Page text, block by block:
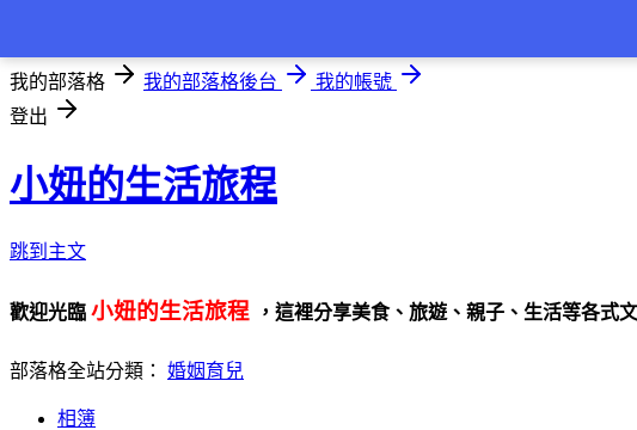
我的部落格 我的部落格後台
我的帳號
登出
小妞的生活旅程
跳到主文
歡迎光臨 小妞的生活旅程 ，這裡分享美食、旅遊、親子、生活等各式
部落格全站分類： 婚姻育兒
相簿